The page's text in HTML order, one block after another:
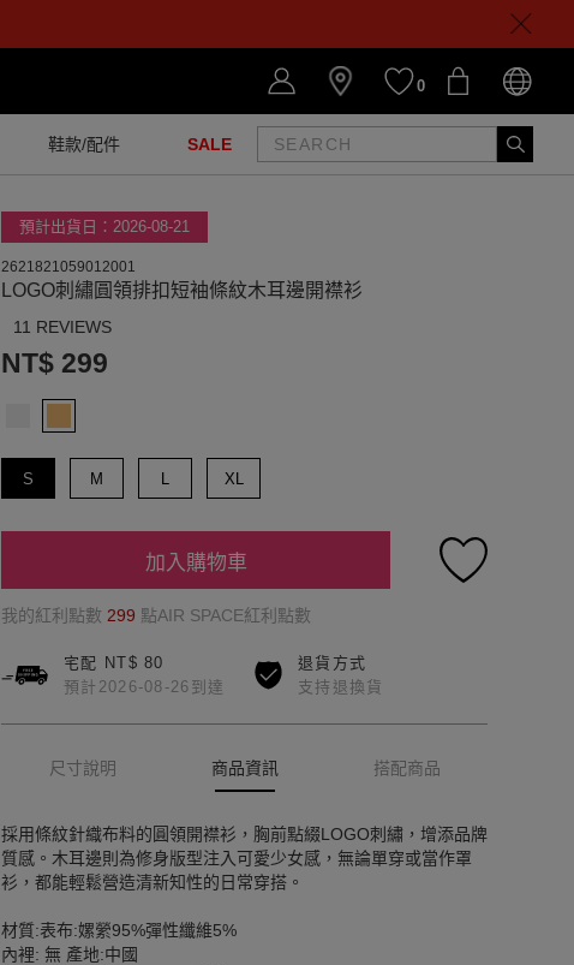
0
鞋款/配件 SALE
預計出貨日：2026-08-21
2621821059012001
LOGO刺繡圓領排扣短袖條紋木耳邊開襟衫
11 REVIEWS
NT$ 299
S M L XL
加入購物車
我的紅利點數 299 點AIR SPACE紅利點數
宅配 NT$ 80
預計2026-08-26到達
退貨方式
支持退換貨
尺寸說明 商品資訊 搭配商品
採用條紋針織布料的圓領開襟衫，胸前點綴LOGO刺繡，增添品牌
質感。木耳邊則為修身版型注入可愛少女感，無論單穿或當作罩
衫，都能輕鬆營造清新知性的日常穿搭。
材質:表布:嫘縈95%彈性纖維5%
內裡: 無 產地:中國